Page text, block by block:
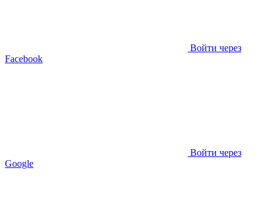
Войти через
Facebook
Войти через
Google